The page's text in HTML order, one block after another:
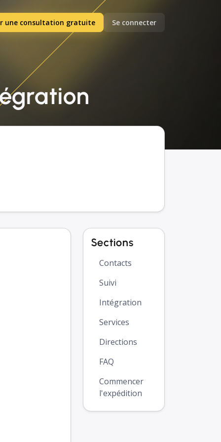
une consultation gratuite Se connecter
Sections
Contacts
Suivi
Intégration
Services
Directions
FAQ
Commencer
l'expédition